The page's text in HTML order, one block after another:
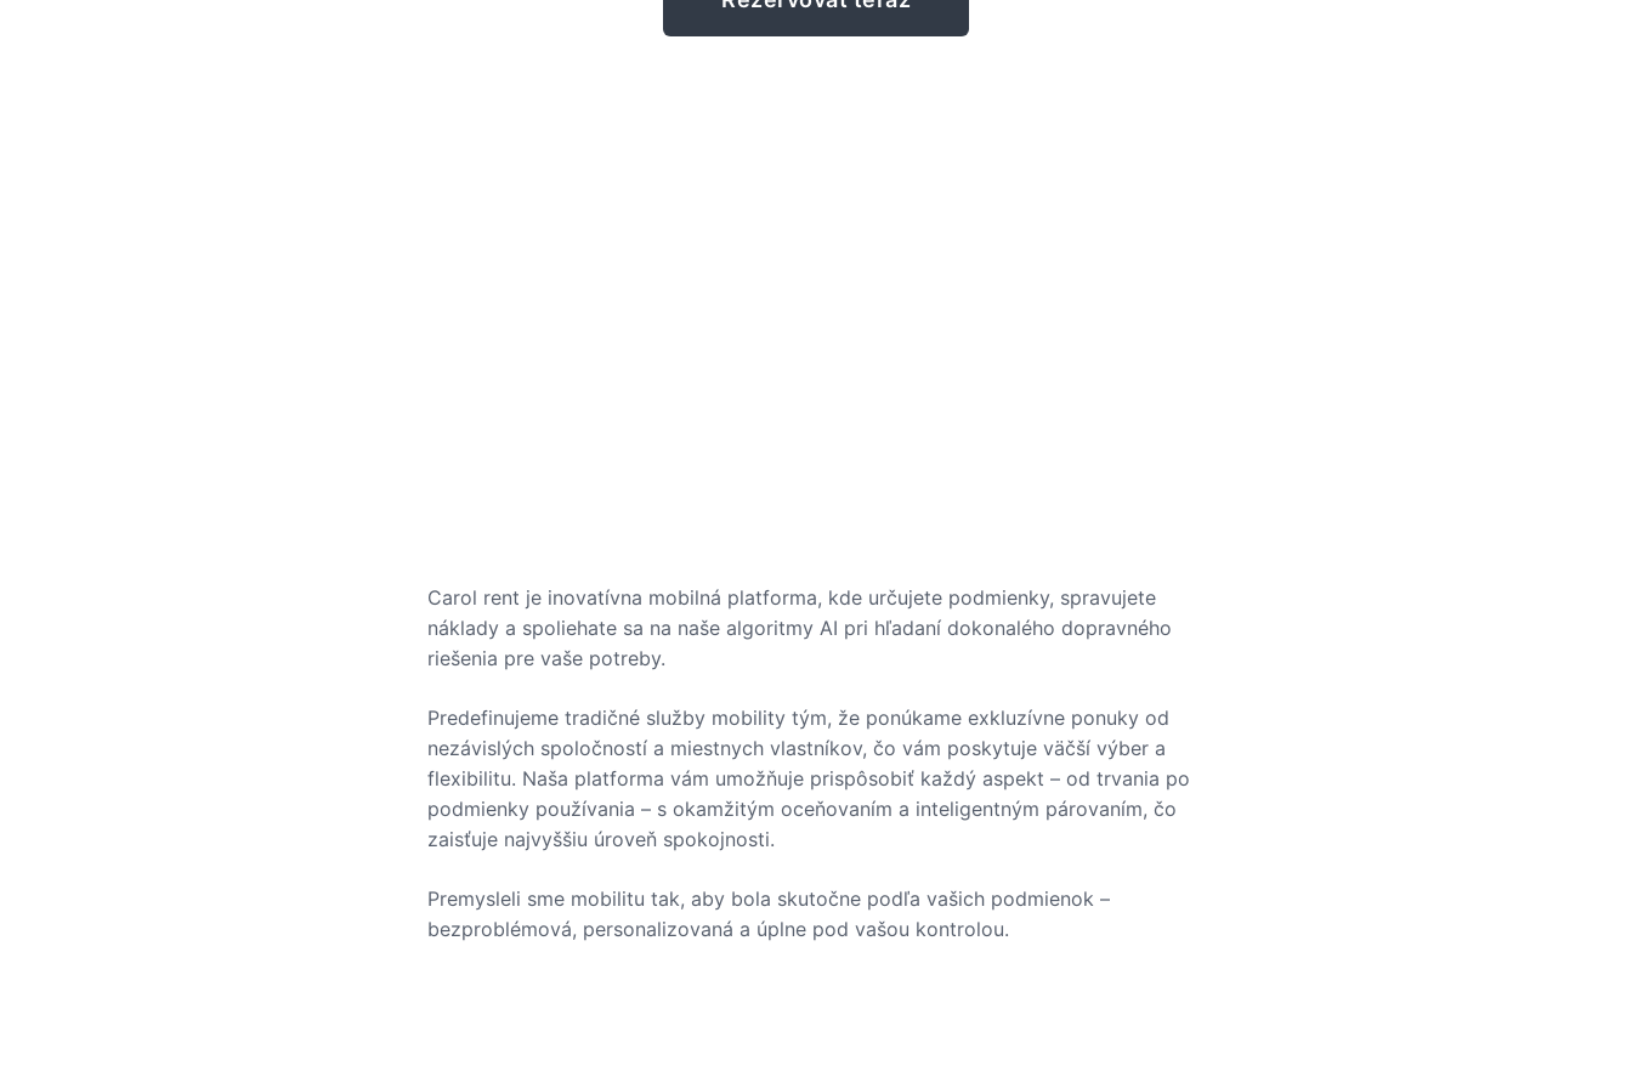
Carol rent je inovatívna mobilná platforma, kde určujete podmienky, spravujete
náklady a spoliehate sa na naše algoritmy AI pri hľadaní dokonalého dopravného
riešenia pre vaše potreby.
Predefinujeme tradičné služby mobility tým, že ponúkame exkluzívne ponuky od
nezávislých spoločností a miestnych vlastníkov, čo vám poskytuje väčší výber a
flexibilitu. Naša platforma vám umožňuje prispôsobiť každý aspekt – od trvania po
podmienky používania – s okamžitým oceňovaním a inteligentným párovaním, čo
zaisťuje najvyššiu úroveň spokojnosti.
Premysleli sme mobilitu tak, aby bola skutočne podľa vašich podmienok –
bezproblémová, personalizovaná a úplne pod vašou kontrolou.